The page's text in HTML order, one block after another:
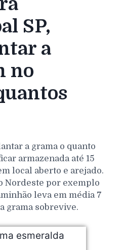
SP,
a
no
a grama o quanto
armazenada até 15
local aberto e arejado.
Nordeste por exemplo
leva em média 7
grama sobrevive.